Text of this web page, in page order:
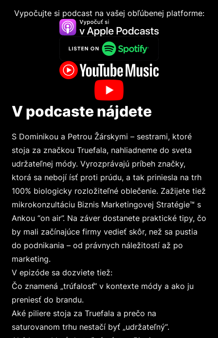
Vypočujte si podcast na vašej obľúbenej platforme:
V podcaste nájdete
S Dominikou a Petrou Žárskymi – sestrami, ktoré
stoja za značkou Truefala, nahliadneme do sveta
udržateľnej módy. Vyrozprávajú príbeh značky,
ktorá sa nebojí ísť proti prúdu, a tak priniesla na trh
100% biologicky rozložiteľné oblečenie. Zažijete tiež
mikrokonzultáciu Biznis Marketingovej Stratégie™ s
Ankou “on air”. Na záver dostanete praktické tipy, čo
by mali začínajúce firmy vedieť skôr, než sa pustia
do podnikania – od právnych náležitostí až po
marketing.
V epizóde sa dozviete tiež:
Čo znamená „trúfalosť“ v kontexte módy a ako ju
preniesť do brandu.
Aké piliere stoja za Truefala a prečo na
saturovanom trhu nestačí byť „udržateľný“.